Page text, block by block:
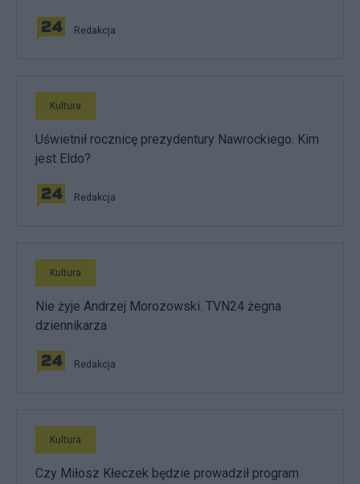
Redakcja
Kultura
Uświetnił rocznicę prezydentury Nawrockiego. Kim
jest Eldo?
Redakcja
Kultura
Nie żyje Andrzej Morozowski. TVN24 żegna
dziennikarza
Redakcja
Kultura
Czy Miłosz Kłeczek będzie prowadził program